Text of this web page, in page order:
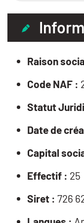
Raison
Code NAF :
Statut
Date de
Capital
Effectif : 25
Siret : 726